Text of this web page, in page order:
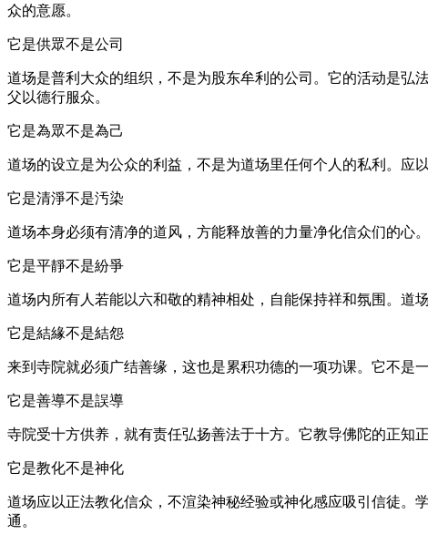
众的意愿。
它是供眾不是公司
道场是普利大众的组织，不是为股东牟利的公司。它的活动是弘
父以德行服众。
它是為眾不是為己
道场的设立是为公众的利益，不是为道场里任何个人的私利。应
它是清淨不是汚染
道场本身必须有清净的道风，方能释放善的力量净化信众们的心
它是平靜不是紛爭
道场内所有人若能以六和敬的精神相处，自能保持祥和氛围。道
它是結緣不是結怨
来到寺院就必须广结善缘，这也是累积功德的一项功课。它不是
它是善導不是誤導
寺院受十方供养，就有责任弘扬善法于十方。它教导佛陀的正知
它是教化不是神化
道场应以正法教化信众，不渲染神秘经验或神化感应吸引信徒。
通。